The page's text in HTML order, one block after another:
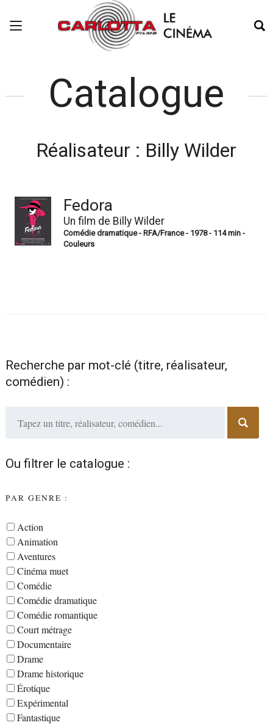
Catalogue
Réalisateur : Billy Wilder
Fedora
Un film de Billy Wilder
Comédie dramatique - RFA/France - 1978 - 114 min -
Couleurs
Recherche par mot-clé (titre, réalisateur,
comédien) :
Ou filtrer le catalogue :
PAR GENRE :
Action
Animation
Aventures
Cinéma muet
Comédie
Comédie dramatique
Comédie romantique
Court métrage
Documentaire
Drame
Drame historique
Érotique
Expérimental
Fantastique